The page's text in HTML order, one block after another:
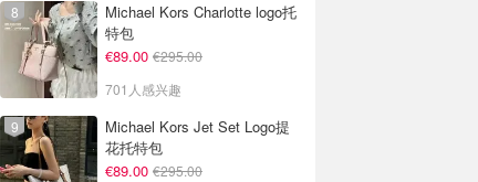
Michael Kors Charlotte logo托
特包
€89.00 €295.00
701人感兴趣
Michael Kors Jet Set Logo提
花托特包
€89.00 €295.00